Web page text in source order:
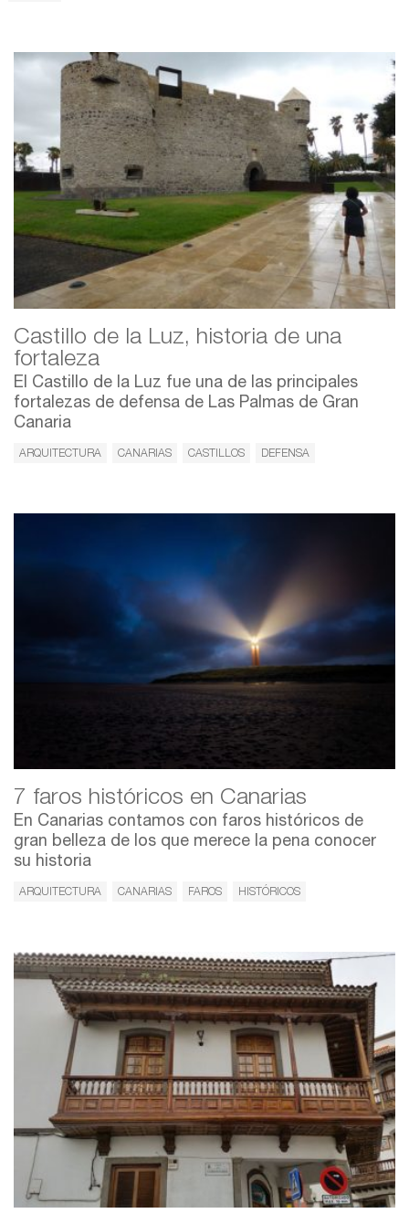
Castillo de la Luz, historia de una
fortaleza
El Castillo de la Luz fue una de las principales
fortalezas de defensa de Las Palmas de Gran
Canaria
ARQUITECTURA CANARIAS CASTILLOS DEFENSA
7 faros históricos en Canarias
En Canarias contamos con faros históricos de
gran belleza de los que merece la pena conocer
su historia
ARQUITECTURA CANARIAS FAROS HISTÓRICOS